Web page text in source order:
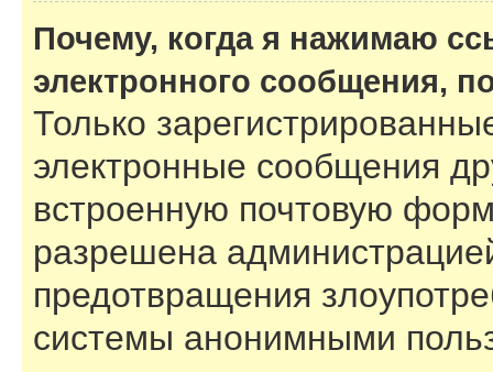
Почему, когда я нажимаю
электронного сообщения,
Только
электронные сообщения
встроенную почтовую
разрешена
предотвращения
системы анонимными